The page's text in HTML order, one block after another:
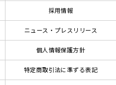
採用情報
ニュース・プレスリリース
個人情報保護方針
特定商取引法に準ずる表記